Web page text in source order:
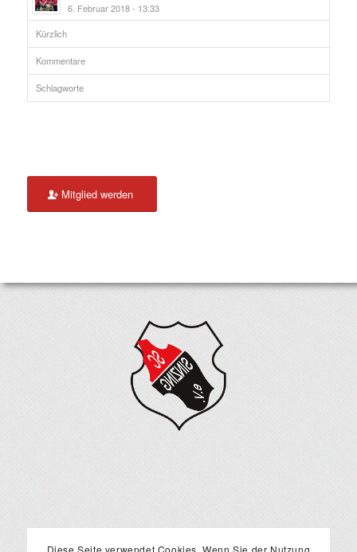
6. Februar 2018 - 13:33
Kürzlich
Kommentare
Schlagworte
Mitglied werden